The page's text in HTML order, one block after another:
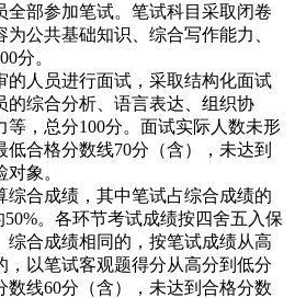
全部参加笔试。笔试科目采取闭卷
公共基础知识、综合写作能力、
分。
的人员进行面试，采取结构化面试
的综合分析、语言表达、组织协
等，总分100分。面试实际人数未形
合格分数线70分（含），未达到
象。
综合成绩，其中笔试占综合成绩的
。各环节考试成绩按四舍五入保
综合成绩相同的，按笔试成绩从高
，以笔试客观题得分从高分到低分
数线60分（含），未达到合格分数